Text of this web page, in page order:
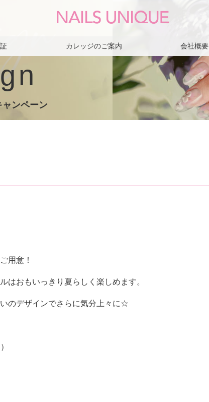
カレッジのご案内 会社概要
ンペーン
用意！
はおもいっきり夏らしく楽しめます。
のデザインでさらに気分上々に☆